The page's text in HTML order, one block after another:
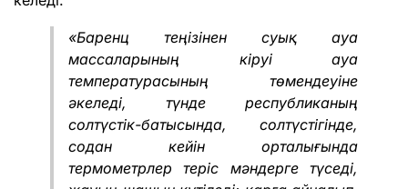
«Баренц теңізінен суық ауа
массаларының кіруі ауа
температурасының төмендеуіне
әкеледі, түнде республиканың
солтүстік-батысында, солтүстігінде,
содан кейін орталығында
термометрлер теріс мәндерге түседі,